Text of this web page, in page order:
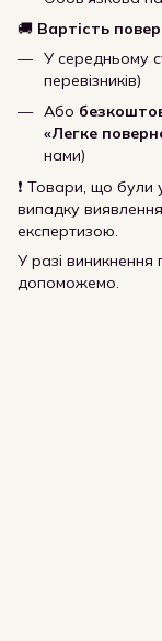
🚚 Вартість
У середньому
перевізників)
Або
«Легке
нами)
❗ Товари, що
випадку виявлення
експертизою.
У разі виникнення
допоможемо.